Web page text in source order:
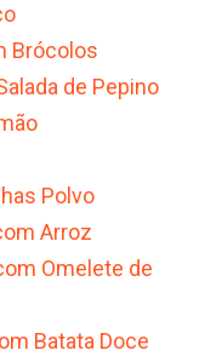
Brócolos
de Pepino
Polvo
Arroz
Omelete de
Batata Doce